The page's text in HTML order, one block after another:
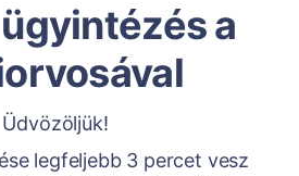
a
Üdvözöljük!
legfeljebb 3 percet vesz